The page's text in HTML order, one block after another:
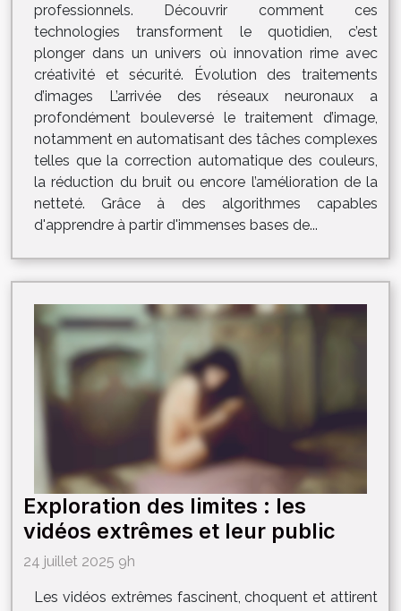
professionnels. Découvrir comment ces
technologies transforment le quotidien, c’est
plonger dans un univers où innovation rime avec
créativité et sécurité. Évolution des traitements
d’images L’arrivée des réseaux neuronaux a
profondément bouleversé le traitement d’image,
notamment en automatisant des tâches complexes
telles que la correction automatique des couleurs,
la réduction du bruit ou encore l’amélioration de la
netteté. Grâce à des algorithmes capables
d'apprendre à partir d'immenses bases de...
Exploration des limites : les
vidéos extrêmes et leur public
24 juillet 2025 9h
Les vidéos extrêmes fascinent, choquent et attirent